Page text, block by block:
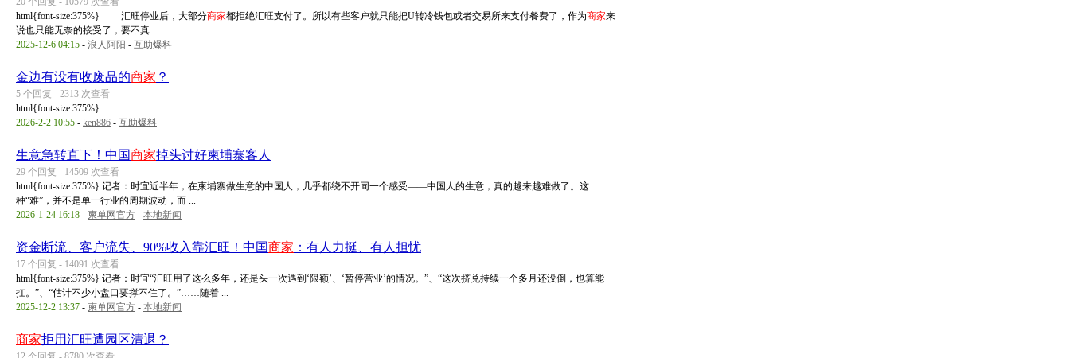
html{font-size:375%} 汇旺停业后，大部分商家都拒绝汇旺支付了。所以有些客户就只能把U转冷钱包或者交易所来支付餐费了，作为商家来
说也只能无奈的接受了，要不真 ...
2025-12-6 04:15 - 浪人阿阳 - 互助爆料
金边有没有收废品的商家 ？
5 个回复 - 2313 次查看
html{font-size:375%}
2026-2-2 10:55 - ken886 - 互助爆料
生意急转直下！中国商家掉头讨好柬埔寨客人
29 个回复 - 14509 次查看
html{font-size:375%} 记者：时宜近半年，在柬埔寨做生意的中国人，几乎都绕不开同一个感受——中国人的生意，真的越来越难做了。这
种“难”，并不是单一行业的周期波动，而 ...
2026-1-24 16:18 - 柬单网官方 - 本地新闻
资金断流、客户流失、90%收入靠汇旺！中国商家 ：有人力挺、有人担忧
17 个回复 - 14091 次查看
html{font-size:375%} 记者：时宜“汇旺用了这么多年，还是头一次遇到‘限额’、‘暂停营业’的情况。”、“这次挤兑持续一个多月还没倒，也算能
扛。”、“估计不少小盘口要撑不住了。”……随着 ...
2025-12-2 13:37 - 柬单网官方 - 本地新闻
商家拒用汇旺遭园区清退？